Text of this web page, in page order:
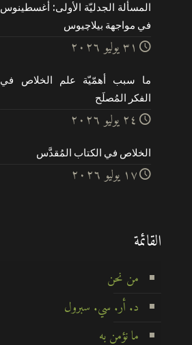
المسألة الجدليّة الأولى: أغسطينوس
في مواجهة بيلاچيوس
۳۱ يوليو ۲۰۲٦
ما سبب أهمّيّة علم الخلاص في
الفكر المُصلَح
۲٤ يوليو ۲۰۲٦
الخلاص في الكتاب المُقدَّس
۱۷ يوليو ۲۰۲٦
القائمة
من نحن
د. أر. سي. سبرول
ما نؤمن به